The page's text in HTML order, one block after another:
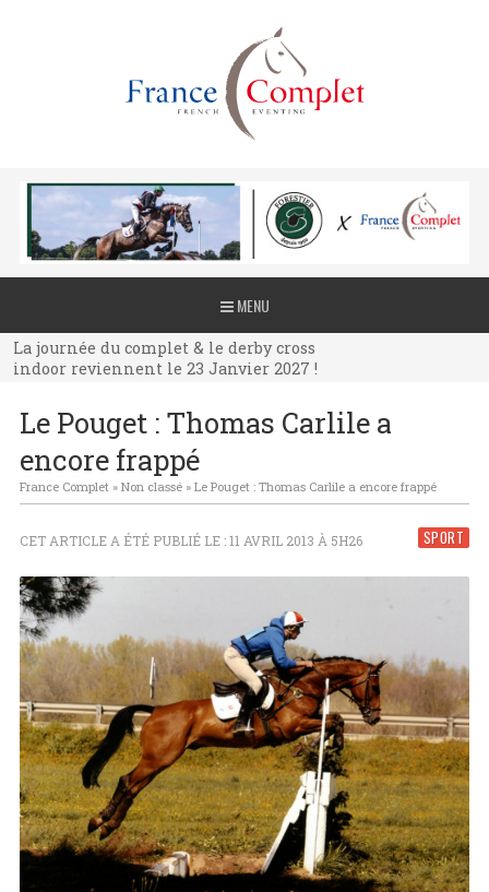
MENU
La journée du complet & le derby cross
indoor reviennent le 23 Janvier 2027 !
La journée du complet & le derby cross
indoor reviennent le 23 Janvier 2027 !
indoor reviennent le 23 Janvier 2027 !
Le Pouget : Thomas Carlile a
encore frappé
France Complet» Non classé» Le Pouget : Thomas Carlile a encore frappé
SPORT
CET ARTICLE A ÉTÉ PUBLIÉ LE : 11 AVRIL 2013 À 5H26